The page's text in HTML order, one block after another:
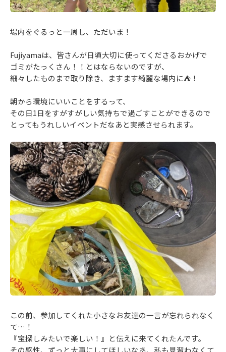
場内をぐるっと一周し、ただいま！
Fujiyamaは、皆さんが日頃大切に使ってくださるおかげで
ゴミがたっくさん！！とはならないのですが、
細々したものまで取り除き、ますます綺麗な場内に⛺！
朝から環境にいいことをするって、
その日1日をすがすがしい気持ちで過ごすことができるので
とってもうれしいイベントだなあと実感させられます。
この前、参加してくれた小さなお友達の一言が忘れられなく
て…！
『宝探しみたいで楽しい！』と伝えに来てくれたんです。
その感性、ずっと大事にしてほしいなあ、私も見習わなくて